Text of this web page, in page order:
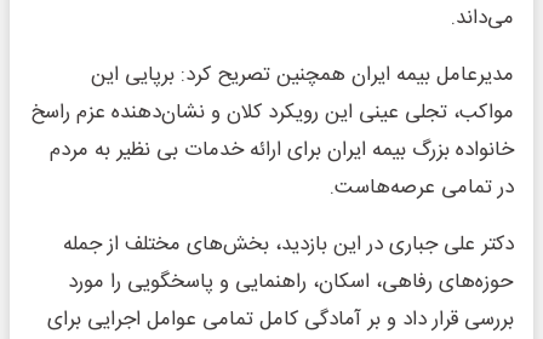
می‌داند.
مدیرعامل بیمه ایران همچنین تصریح کرد: برپایی این
مواکب، تجلی عینی این رویکرد کلان و نشان‌دهنده عزم راسخ
خانواده بزرگ بیمه ایران برای ارائه خدمات بی نظیر به مردم
در تمامی عرصه‌هاست.
دکتر علی جباری در این بازدید، بخش‌های مختلف از جمله
حوزه‌های رفاهی، اسکان، راهنمایی و پاسخگویی را مورد
بررسی قرار داد و بر آمادگی کامل تمامی عوامل اجرایی برای